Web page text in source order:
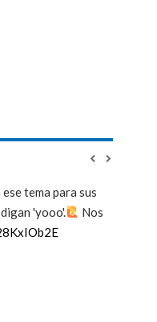
tema para sus
'yooo'.
Nos